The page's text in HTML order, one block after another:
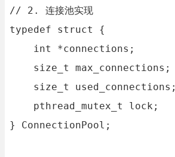
// 2. 连接池实现
typedef struct {
    int *connections;
    size_t max_connections;
    size_t used_connections;
    pthread_mutex_t lock;
} ConnectionPool;